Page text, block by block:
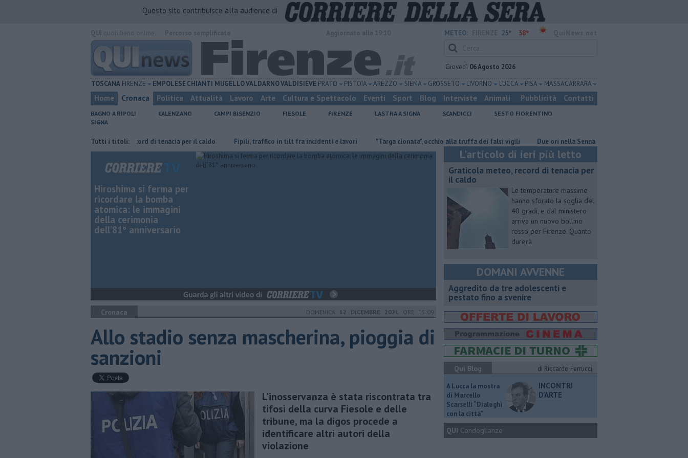
Questo sito contribuisce alla audience di
METEO: 25° 38°
Giovedì 06 Agosto 2026
TOSCANA FIRENZE EMPOLESECHIANTI MUGELLOVALDARNOVALDISIEVE PRATO PISTOIA AREZZO SIENA GROSSETO LIVORNO LUCCA PISA MASSA CARRARA
Home Cronaca Politica Attualità Lavoro Arte Cultura e Spettacolo Eventi Sport Blog Interviste Animali Pubblicità Contatti
BAGNO A RIPOLI CALENZANO CAMPI BISENZIO FIESOLE FIRENZE LASTRA A SIGNA SCANDICCI
SESTO FIORENTINO
SIGNA
Tutti i titoli:
Graticola meteo, record di tenacia per il caldo Fipili, traffico in tilt fra incidenti e lavori "Targa clonata", occhio alla truffa dei falsi vigili Due ori nella Senna per Ginevra Taddeucci
Hiroshima si ferma per
ricordare la bomba
atomica: le immagini
della cerimonia
dell’81° anniversario
Cronaca DOMENICA 12 DICEMBRE 2021 ORE 15:09
Allo stadio senza mascherina, pioggia di
sanzioni
L'inosservanza è stata riscontrata tra
tifosi della curva Fiesole e delle
tribune, ma la digos procede a
identificare altri autori della
violazione
L'articolo di ieri più letto
Graticola meteo, record di tenacia per
il caldo
Le temperature massime
hanno sforato la soglia del
40 gradi, e dal ministero
arriva un nuovo bollino
rosso per Firenze. Quanto
durerà
DOMANI AVVENNE
Aggredito da tre adolescenti e
pestato fino a svenire
Qui Blog
di Riccardo Ferrucci
A Lucca la mostra
di Marcello
Scarselli “Dialoghi
con la città"
INCONTRI
D'ARTE
QUI Condoglianze